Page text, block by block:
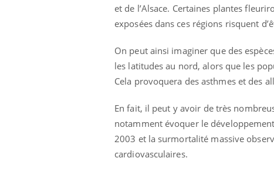
et de l’Alsace. Certaines plantes
exposées dans ces régions risquent
On peut ainsi imaginer que des
les latitudes au nord, alors que les
Cela provoquera des asthmes et des
En fait, il peut y avoir de très
notamment évoquer le
2003 et la surmortalité massive
cardiovasculaires.